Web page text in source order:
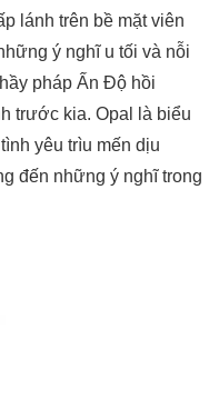
lánh trên bề mặt viên
ý nghĩ u tối và nỗi
pháp Ấn Độ hồi
trước kia. Opal là biểu
yêu trìu mến dịu
đến những ý nghĩ trong